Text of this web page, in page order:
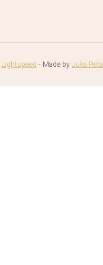
Lightspeed - Made by